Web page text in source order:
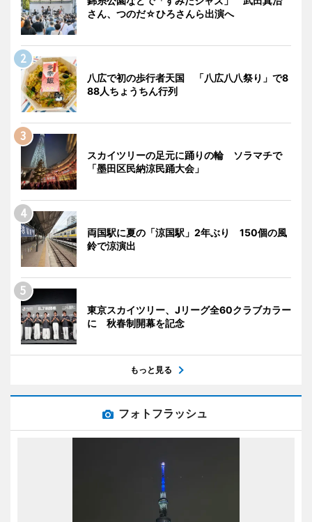
さん、つのだ☆ひろさんら出演へ
八広で初の歩行者天国 「八広八八祭り」で8
88人ちょうちん行列
スカイツリーの足元に踊りの輪 ソラマチで
「墨田区民納涼民踊大会」
両国駅に夏の「涼国駅」2年ぶり 150個の風
鈴で涼演出
東京スカイツリー、Jリーグ全60クラブカラー
に 秋春制開幕を記念
もっと見る
フォトフラッシュ